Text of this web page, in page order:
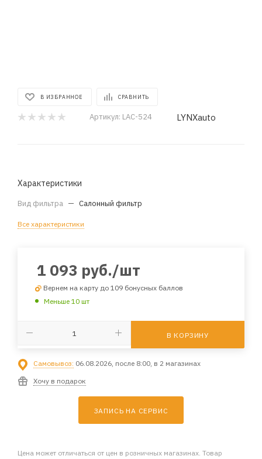
В ИЗБРАННОЕ СРАВНИТЬ
Артикул: LAC-524 LYNXauto
Характеристики
Вид фильтра — Салонный фильтр
Все характеристики
1 093 руб./шт
Вернем на карту до 109 бонусных баллов
Меньше 10 шт
В КОРЗИНУ
Самовывоз: 06.08.2026, после 8:00, в 2 магазинах
Хочу в подарок
ЗАПИСЬ НА СЕРВИС
Цена может отличаться от цен в розничных магазинах. Товар